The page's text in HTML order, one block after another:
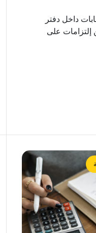
داخل دفتر
إلتزامات على